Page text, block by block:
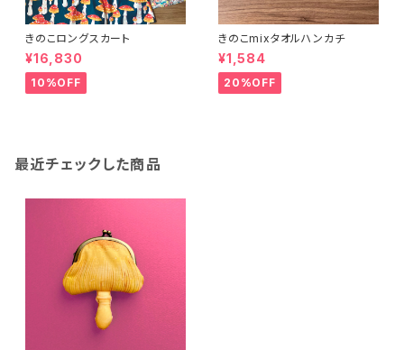
きのこロングスカート
¥16,830
10%OFF
きのこmixタオルハンカチ
¥1,584
20%OFF
最近チェックした商品